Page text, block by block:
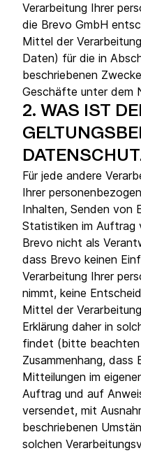
Verarbeitung Ihrer
die Brevo GmbH
Mittel der
Daten) für die in
beschriebenen
Geschäfte unter dem
2. WAS IST
Für jede andere
Ihrer
Inhalten, Senden von
Statistiken im Auftrag
Brevo nicht als
dass Brevo keinen
Verarbeitung Ihrer
nimmt, keine
Mittel der
Erklärung daher in
findet (bitte beachten
Zusammenhang, dass
Mitteilungen im
Auftrag und auf
versendet, mit
beschriebenen
solchen